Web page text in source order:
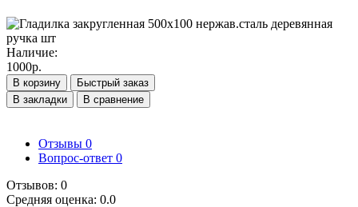
Наличие:
1000р.
В корзину
Быстрый заказ
В закладки
В сравнение
Отзывы 0
Вопрос-ответ 0
Отзывов: 0
Средняя оценка: 0.0